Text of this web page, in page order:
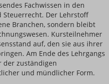
Fachwissen in den
Steuerrecht. Der Lehrstoff
Branchen, sondern bleibt
Kursteilnehmer
auf, den sie aus ihrer
Am Ende des Lehrgangs
der zuständigen
und mündlicher Form.